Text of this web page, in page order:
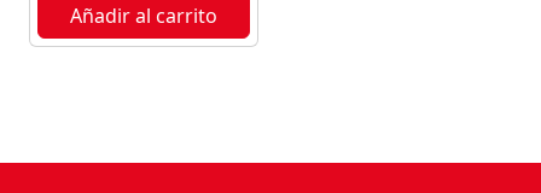
Añadir al carrito